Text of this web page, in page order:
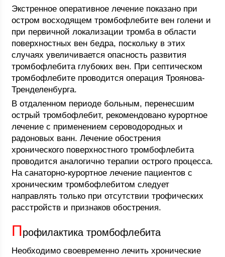
Экстренное оперативное лечение показано при
остром восходящем тромбофлебите вен голени и
при первичной локализации тромба в области
поверхностных вен бедра, поскольку в этих
случаях увеличивается опасность развития
тромбофлебита глубоких вен. При септическом
тромбофлебите проводится операция Троянова-
Тренделенбурга.
В отдаленном периоде больным, перенесшим
острый тромбофлебит, рекомендовано курортное
лечение с применением сероводородных и
радоновых ванн. Лечение обострения
хронического поверхностного тромбофлебита
проводится аналогично терапии острого процесса.
На санаторно-курортное лечение пациентов с
хроническим тромбофлебитом следует
направлять только при отсутствии трофических
расстройств и признаков обострения.
Профилактика тромбофлебита
Необходимо своевременно лечить хронические